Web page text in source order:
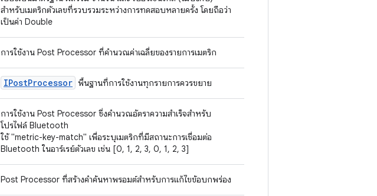
สำหรับเมตริกตัวเลขที่รวบรวมระหว่างการทดสอบหลายครั้ง โดยถือว่า
เป็นค่า Double
การใช้งาน Post Processor ที่คำนวณค่าเฉลี่ยของรายการเมตริก
IPostProcessor พื้นฐานที่การใช้งานทุกรายการควรขยาย
การใช้งาน Post Processor ซึ่งคำนวณอัตราความสำเร็จสำหรับ
โปรไฟล์ Bluetooth
ใช้ "metric-key-match" เพื่อระบุเมตริกที่มีสถานะการเชื่อมต่อ
Bluetooth ในอาร์เรย์ตัวเลข เช่น [0, 1, 2, 3, 0, 1, 2, 3]
Post Processor ที่สร้างคําค้นหาพรอมต์สําหรับการแก้ไขข้อบกพร่อง